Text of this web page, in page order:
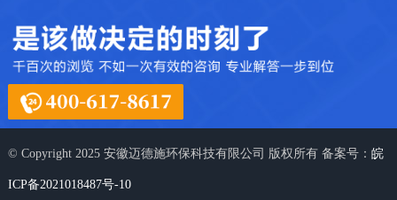
© Copyright 2025 安徽迈德施环保科技有限公司 版权所有 备案号： 皖
ICP备2021018487号-10